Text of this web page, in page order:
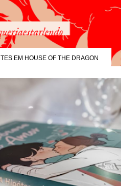
EM HOUSE OF THE DRAGON